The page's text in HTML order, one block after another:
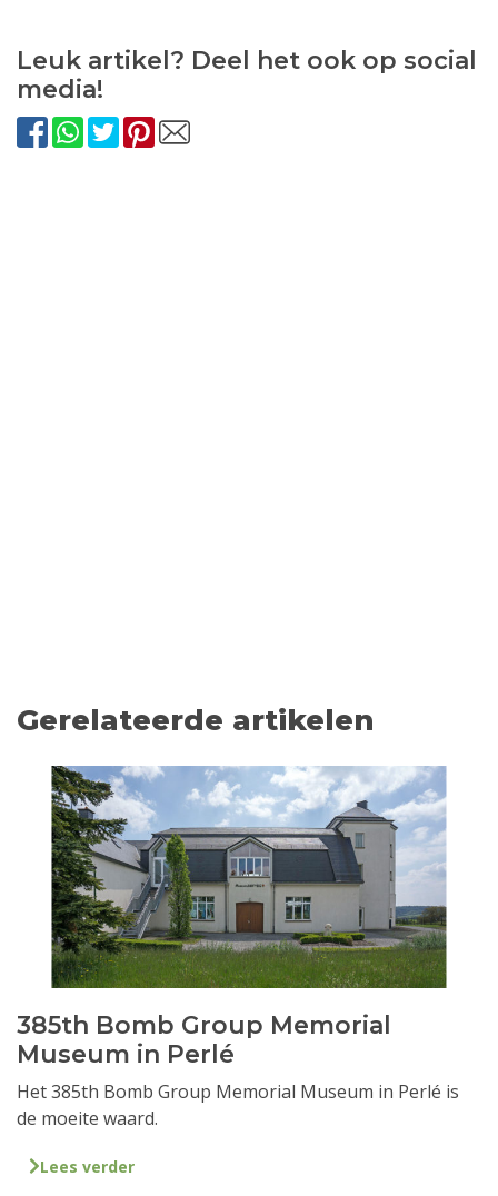
Leuk artikel? Deel het ook op social
media!
Gerelateerde artikelen
385th Bomb Group Memorial
Museum in Perlé
Het 385th Bomb Group Memorial Museum in Perlé is
de moeite waard.
Lees verder